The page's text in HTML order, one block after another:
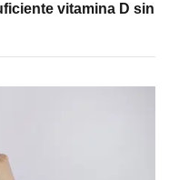
vitamina D sin